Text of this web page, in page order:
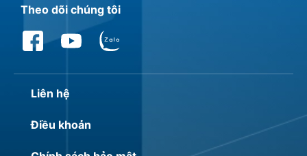
Theo dõi chúng tôi
Liên hệ
Điều khoản